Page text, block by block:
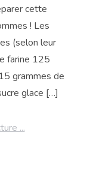
cette
! Les
(selon leur
farine 125
grammes de
glace […]
...